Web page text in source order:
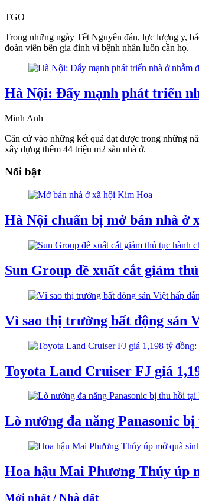
TGO
Trong những ngày Tết Nguyên đán, lực lượng y,
đoàn viên bên gia đình vì bệnh nhân luôn cần họ.
Hà Nội: Đẩy mạnh phát triển
Minh Anh
Căn cứ vào những kết quả đạt được trong những
xây dựng thêm 44 triệu m2 sàn nhà ở.
Nổi bật
Hà Nội chuẩn bị mở bán nhà ở
Sun Group đề xuất cắt giảm
Vì sao thị trường bất động sản
Toyota Land Cruiser FJ giá
Lò nướng đa năng Panasonic
Hoa hậu Mai Phương Thúy úp
Mới nhất / Nhà đất